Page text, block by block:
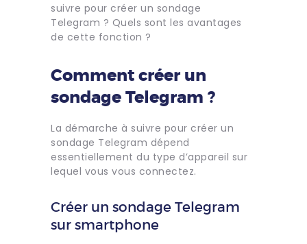
suivre pour créer un sondage
Telegram ? Quels sont les avantages
de cette fonction ?
Comment créer un
sondage Telegram ?
La démarche à suivre pour créer un
sondage Telegram dépend
essentiellement du type d’appareil sur
lequel vous vous connectez.
Créer un sondage Telegram
sur smartphone